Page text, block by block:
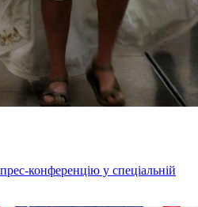
конференцію у спеціальній